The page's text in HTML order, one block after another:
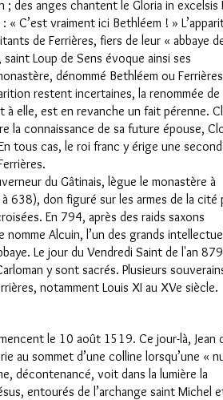
; des anges chantent le Gloria in excelsis
« C’est vraiment ici Bethléem ! »
de Ferrières, fiers de leur « abbaye
saint Loup de Sens évoque ainsi ses
dénommé Bethléem ou
restent incertaines, la renommée de
à elle, est en revanche un fait pérenne.
la connaissance de sa future épouse,
tous cas, le roi franc y érige une
du Gâtinais, lègue le monastère à
638), don figuré sur les armes de la cité
En 794, après des raids saxons
nomme Alcuin, l’un des grands
Le jour du Vendredi Saint de l'an
y sont sacrés. Plusieurs
notamment Louis XI au XVe siècle.
le 10 août 1519. Ce jour-là, Jean
au sommet d’une colline lorsqu’une «
décontenancé, voit dans la lumière la
entourés de l’archange saint Michel